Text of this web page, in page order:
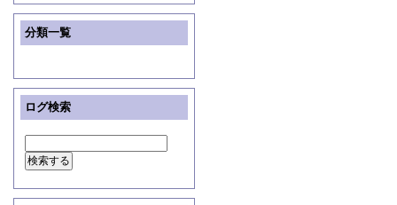
分類一覧
ログ検索